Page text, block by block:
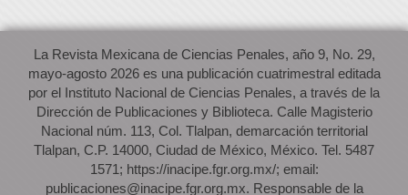
La Revista Mexicana de Ciencias Penales, año 9, No. 29,
mayo-agosto 2026 es una publicación cuatrimestral editada
por el Instituto Nacional de Ciencias Penales, a través de la
Dirección de Publicaciones y Biblioteca. Calle Magisterio
Nacional núm. 113, Col. Tlalpan, demarcación territorial
Tlalpan, C.P. 14000, Ciudad de México, México. Tel. 5487
1571; https://inacipe.fgr.org.mx/; email:
publicaciones@inacipe.fgr.org.mx. Responsable de la